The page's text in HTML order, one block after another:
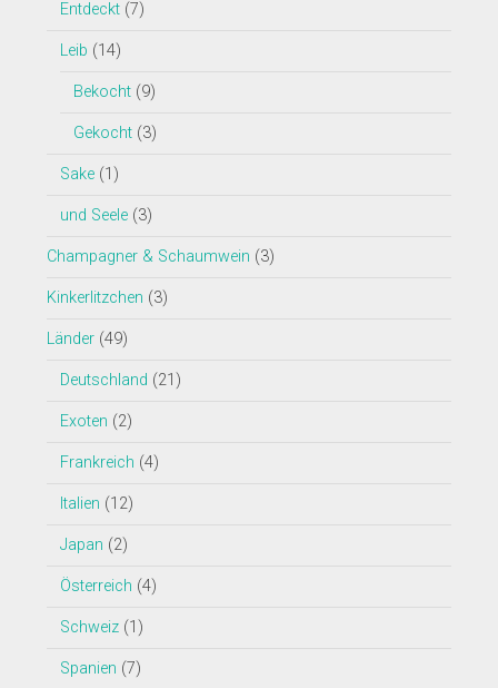
Entdeckt(7)
Leib (14)
Bekocht(9)
Gekocht(3)
Sake(1)
und Seele(3)
Champagner & Schaumwein (3)
Kinkerlitzchen (3)
Länder(49)
Deutschland (21)
Exoten (2)
Frankreich (4)
Italien (12)
Japan (2)
Österreich (4)
Schweiz(1)
Spanien (7)